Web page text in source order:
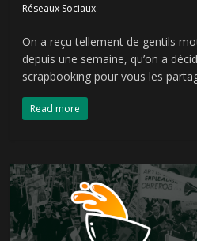
Réseaux Sociaux
On a reçu tellement de gentils
depuis une semaine, qu’on a
scrapbooking pour vous les
Read more